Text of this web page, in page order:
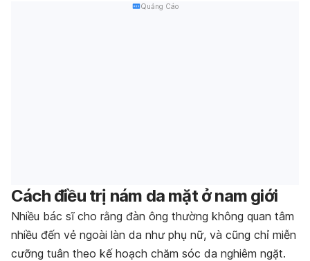
Quảng Cáo
Cách điều trị nám da mặt ở nam giới
Nhiều bác sĩ cho rằng đàn ông thường không quan tâm
nhiều đến vẻ ngoài làn da như phụ nữ, và cũng chỉ miễn
cưỡng tuân theo kế hoạch chăm sóc da nghiêm ngặt.